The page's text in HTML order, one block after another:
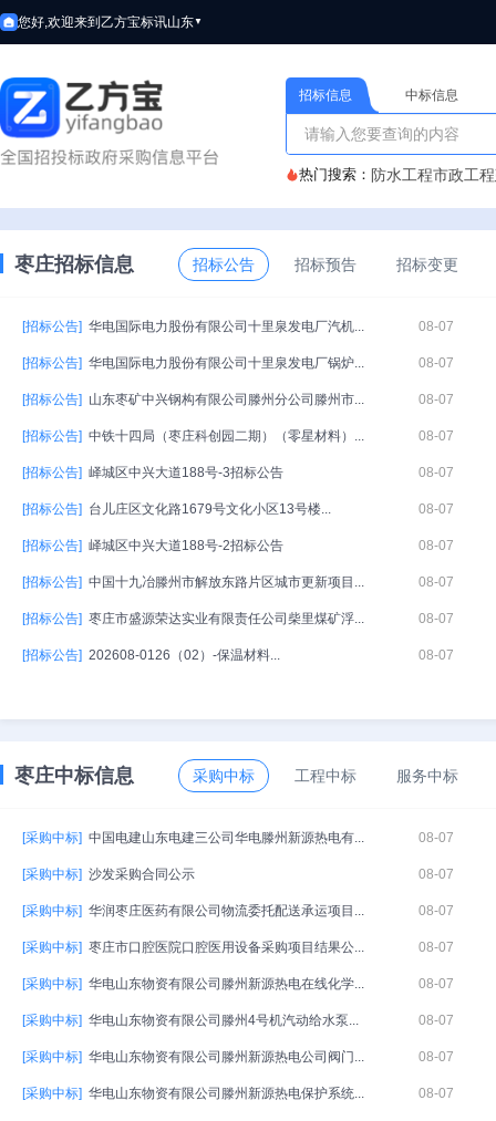
您好,欢迎来到乙方宝标讯山东▼
招标信息 中标信息
热门搜索： 防水工程市政工程
枣庄招标信息 招标公告 招标预告 招标变更
[招标公告] 华电国际电力股份有限公司十里泉发电厂汽机... 08-07
[招标公告] 华电国际电力股份有限公司十里泉发电厂锅炉... 08-07
[招标公告] 山东枣矿中兴钢构有限公司滕州分公司滕州市... 08-07
[招标公告] 中铁十四局（枣庄科创园二期）（零星材料）... 08-07
[招标公告] 峄城区中兴大道188号-3招标公告 08-07
[招标公告] 台儿庄区文化路1679号文化小区13号楼... 08-07
[招标公告] 峄城区中兴大道188号-2招标公告 08-07
[招标公告] 中国十九冶滕州市解放东路片区城市更新项目... 08-07
[招标公告] 枣庄市盛源荣达实业有限责任公司柴里煤矿浮... 08-07
[招标公告] 202608-0126（02）-保温材料... 08-07
枣庄中标信息 采购中标 工程中标 服务中标
[采购中标] 中国电建山东电建三公司华电滕州新源热电有... 08-07
[采购中标] 沙发采购合同公示 08-07
[采购中标] 华润枣庄医药有限公司物流委托配送承运项目... 08-07
[采购中标] 枣庄市口腔医院口腔医用设备采购项目结果公... 08-07
[采购中标] 华电山东物资有限公司滕州新源热电在线化学... 08-07
[采购中标] 华电山东物资有限公司滕州4号机汽动给水泵... 08-07
[采购中标] 华电山东物资有限公司滕州新源热电公司阀门... 08-07
[采购中标] 华电山东物资有限公司滕州新源热电保护系统... 08-07